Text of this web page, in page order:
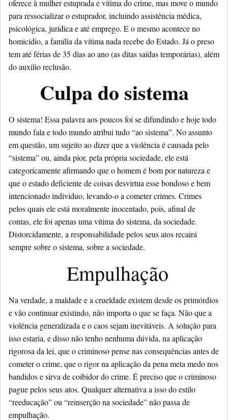
oferece à mulher estuprada e vítima do crime, mas move o mundo
para ressocializar o estuprador, incluindo assistência médica,
psicológica, jurídica e até emprego. E o mesmo acontece no
homicídio, a família da vítima nada recebe do Estado. Já o preso
tem até férias de 35 dias ao ano (as ditas saídas temporárias), além
do auxilio reclusão.
Culpa do sistema
O sistema! Essa palavra aos poucos foi se difundindo e hoje todo
mundo fala e todo mundo atribui tudo “ao sistema”. No assunto
em questão, um sujeito ao dizer que a violência é causada pelo
“sistema” ou, ainda pior, pela própria sociedade, ele está
categoricamente afirmando que o homem é bom por natureza e
que o estado deficiente de coisas desvirtua esse bondoso e bem
intencionado indivíduo, levando-o a cometer crimes. Crimes
pelos quais ele está moralmente inocentado, pois, afinal de
contas, ele foi apenas uma vítima do sistema, da sociedade.
Distorcidamente, a responsabilidade pelos seus atos recairá
sempre sobre o sistema, sobre a sociedade.
Empulhação
Na verdade, a maldade e a crueldade existem desde os primórdios
e vão continuar existindo, não importa o que se faça. Não que a
violência generalizada e o caos sejam inevitáveis. A solução para
isso estaria, e disso não tenho nenhuma dúvida, na aplicação
rigorosa da lei, que o criminoso pense nas consequências antes de
cometer o crime, que o rigor na aplicação da pena meta medo nos
bandidos e sirva de coibidor do crime. É preciso que o criminoso
pague pelos seus atos. Qualquer alternativa a isso do estilo
“reeducação” ou “reinserção na sociedade” não passa de
empulhação.